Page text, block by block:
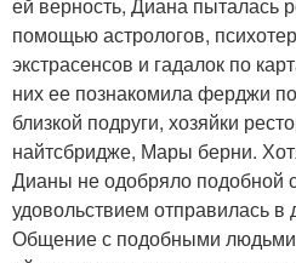
помощью астрологов,
экстрасенсов и гадалок по
них ее познакомила ферджи
близкой подруги, хозяйки
найтсбридже, Мары берни.
Дианы не одобряло подобной
удовольствием отправилась в
Общение с подобными людьми